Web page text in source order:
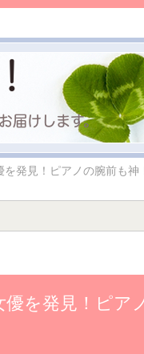
発見！ピアノの腕前も神
を発見！ピア